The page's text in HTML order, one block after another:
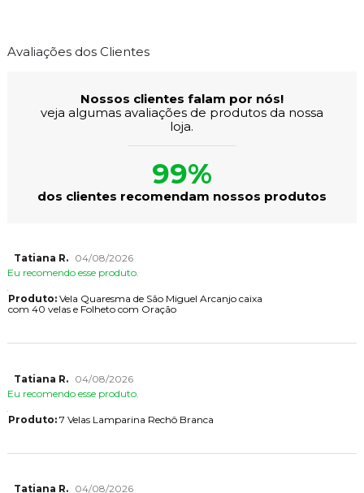
Avaliações dos Clientes
Nossos clientes falam por nós!
veja algumas avaliações de produtos da nossa
loja.
99%
dos clientes recomendam nossos produtos
Tatiana R.
04/08/2026
Eu recomendo esse produto.
Produto:Vela Quaresma de São Miguel Arcanjo caixa
com 40 velas e Folheto com Oração
Tatiana R.
04/08/2026
Eu recomendo esse produto.
Produto:7 Velas Lamparina Rechô Branca
Tatiana R. 04/08/2026